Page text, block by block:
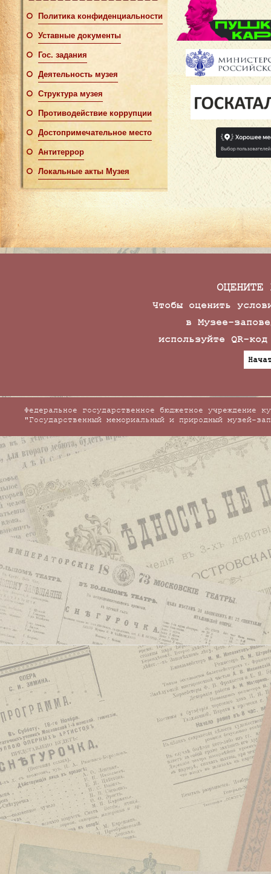
Политика конфиденциальности
Уставные документы
Гос. задания
Деятельность музея
Структура музея
Противодействие коррупции
Достопримечательное место
Антитеррор
Локальные акты Музея
ОЦЕНИТЕ
Чтобы оценить
в Музее-
используйте QR-
Федеральное государственное бюджетное учреждение
"Государственный мемориальный и природный музей-